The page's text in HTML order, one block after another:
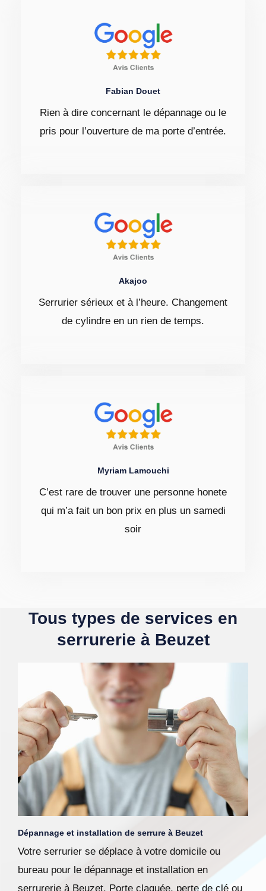
Fabian Douet
Rien à dire concernant le dépannage ou le
pris pour l’ouverture de ma porte d’entrée.
Akajoo
Serrurier sérieux et à l’heure. Changement
de cylindre en un rien de temps.
Myriam Lamouchi
C’est rare de trouver une personne honete
qui m’a fait un bon prix en plus un samedi
soir
Tous types de services en
serrurerie à Beuzet
Dépannage et installation de serrure à Beuzet
Votre serrurier se déplace à votre domicile ou
bureau pour le dépannage et installation en
serrurerie à Beuzet. Porte claquée, perte de clé ou